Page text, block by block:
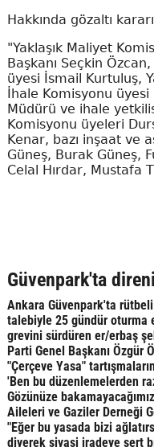
Hakkında gözaltı
"Yaklaşık Maliyet
Başkanı Seçkin
üyesi İsmail Kurtuluş,
İhale Komisyonu
Müdürü ve ihale
Komisyonu üyeleri
Kenar, bazı inşaat ve
Güneş, Burak Güneş,
Celal Hırdar, Mustafa
Güvenpark'ta
Ankara Güvenpark'ta
talebiyle 25 gündür oturma
grevini sürdüren er/erbaş
Parti Genel Başkanı
"Çerçeve Yasa"
'Ben bu düzenlemelerden
Gözünüze
Aileleri ve Gaziler Derneği
"Eğer bu yasada bizi
diyerek siyasi iradeye sert